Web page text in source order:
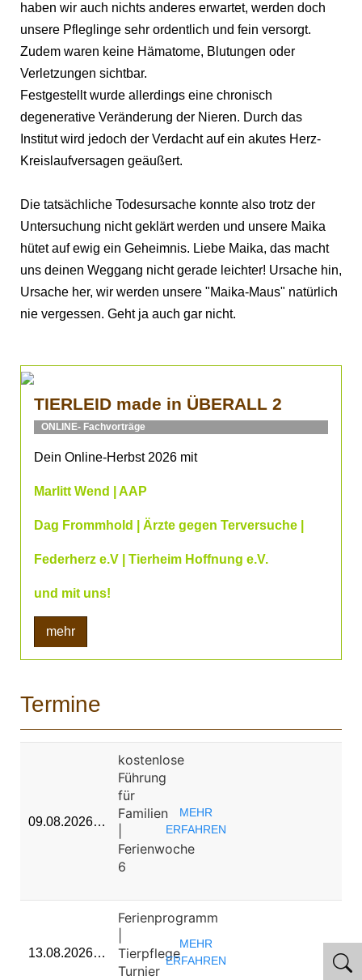
haben wir auch nichts anderes erwartet, werden doch
unsere Pfleglinge sehr ordentlich und fein versorgt.
Zudem waren keine Hämatome, Blutungen oder
Verletzungen sichtbar.
Festgestellt wurde allerdings eine chronisch
degenerative Veränderung der Nieren. Durch das
Institut wird jedoch der Verdacht auf ein akutes Herz-
Kreislaufversagen geäußert.
Die tatsächliche Todesursache konnte also trotz der
Untersuchung nicht geklärt werden und unsere Maika
hütet auf ewig ein Geheimnis. Liebe Maika, das macht
uns deinen Weggang nicht gerade leichter! Ursache hin,
Ursache her, wir werden unsere "Maika-Maus" natürlich
nie vergessen. Geht ja auch gar nicht.
TIERLEID made in ÜBERALL 2
ONLINE- Fachvorträge
Dein Online-Herbst 2026 mit
Marlitt Wend | AAP
Dag Frommhold | Ärzte gegen Terversuche |
Federherz e.V | Tierheim Hoffnung e.V.
und mit uns!
mehr
Termine
09.08.2026…
kostenlose
Führung
für
Familien
Ferienwoche
6
MEHR
ERFAHREN
13.08.2026…
Ferienprogramm
Tierpflege
Turnier
MEHR
ERFAHREN